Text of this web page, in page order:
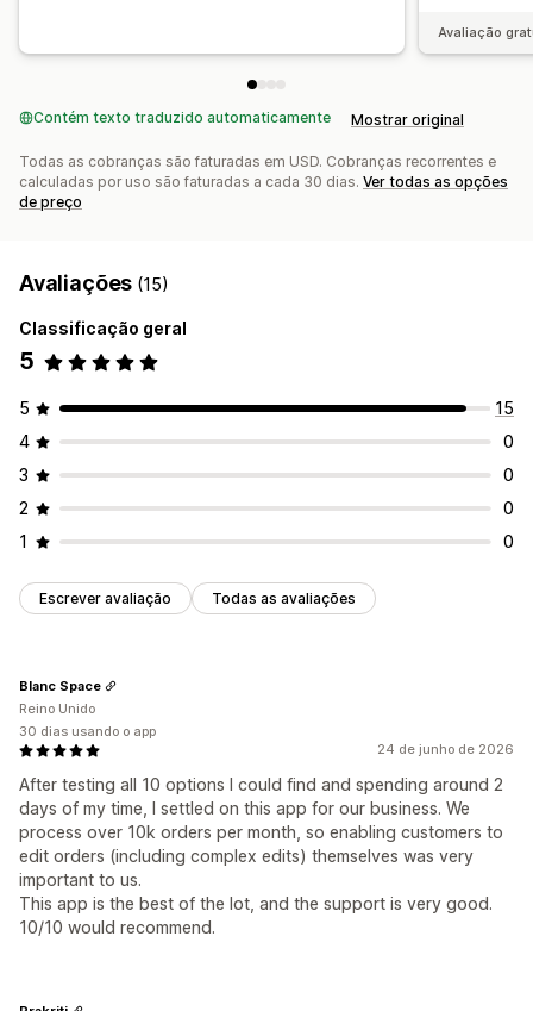
Avaliação
Contém texto traduzido automaticamente Mostrar original
Todas as cobranças são faturadas em USD. Cobranças recorrentes e
calculadas por uso são faturadas a cada 30 dias. Ver todas as opções
de preço
Avaliações (15)
Classificação geral
5
5
15
4
0
3
0
2
0
1
0
Escrever avaliação Todas as avaliações
24 de junho de 2026
After testing all 10 options I could find and spending around 2
days of my time, I settled on this app for our business. We
process over 10k orders per month, so enabling customers to
edit orders (including complex edits) themselves was very
important to us.
This app is the best of the lot, and the support is very good.
10/10 would recommend.
Blanc Space
Reino Unido
30 dias usando o app